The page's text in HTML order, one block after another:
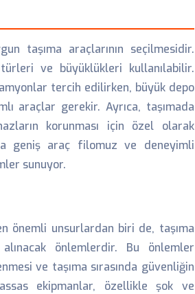
taşıma araçlarının seçilmesidir.
ve büyüklükleri kullanılabilir.
tercih edilirken, büyük depo
araçlar gerekir. Ayrıca, taşımada
korunması için özel olarak
geniş araç filomuz ve deneyimli
sunuyor.
önemli unsurlardan biri de, taşıma
önlemlerdir. Bu önlemler
ve taşıma sırasında güvenliğin
ekipmanlar, özellikle şok ve